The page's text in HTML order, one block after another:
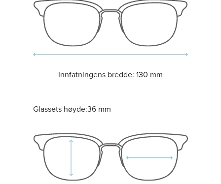
Innfatningens bredde: 130 mm
Glassets høyde:36 mm